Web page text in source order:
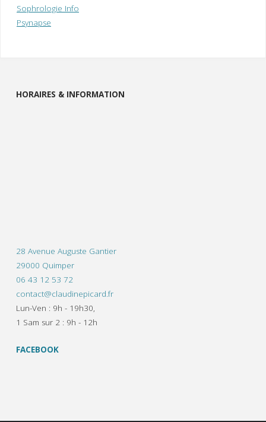
Sophrologie Info
Psynapse
HORAIRES & INFORMATION
28 Avenue Auguste Gantier
29000 Quimper
06 43 12 53 72
contact@claudinepicard.fr
Lun-Ven : 9h - 19h30,
1 Sam sur 2 : 9h - 12h
FACEBOOK